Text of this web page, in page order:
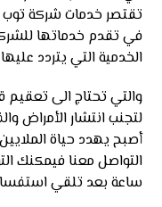
تقتصر خدمات شركة توب
في تقدم خدماتها
الخدمية التي يتردد
والتي تحتاج الى
لتجنب انتشار الأمراض
أصبح يهدد حياة
ساعة بعد تلقي